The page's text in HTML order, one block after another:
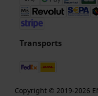
Transports
Copyright © 2019-2026